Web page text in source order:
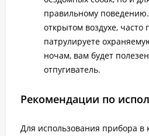
правильному
открытом воздухе, часто
патрулируете
ночам, вам будет
отпугиватель.
Рекомендации по
Для использования прибора в